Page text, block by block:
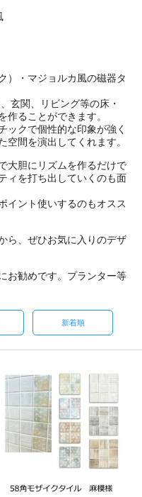
）・マジョルカ風の磁器タ
玄関、リビング等の床・
作ることができます。
ックで個性的な印象が強く
空間を演出してくれます。
大胆にリズムを作るだけで
ィを打ち出していくのも面
イント使いするのもオスス
ら、ぜひお気に入りのデザ
お勧めです。プランター等
新着順